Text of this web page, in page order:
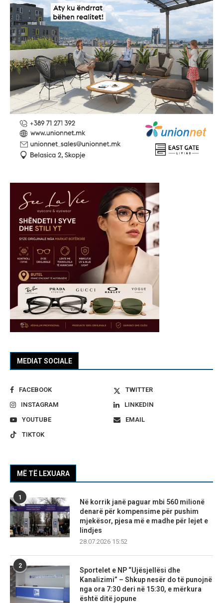
MEDIAT SOCIALE
FACEBOOK
TWITTER
INSTAGRAM
LINKEDIN
YOUTUBE
EMAIL
TIKTOK
MË TË LEXUARA
1
Në korrik janë paguar mbi 560 milionë
denarë për kompensime për pushim
mjekësor, pjesa më e madhe për lejet e
lindjes
28.07.2026 15:52
2
Sportelet e NP “Ujësjellësi dhe
Kanalizimi” – Shkup nesër do të punojnë
nga ora 7:30 deri në 15:30, e mërkura
është ditë jopune